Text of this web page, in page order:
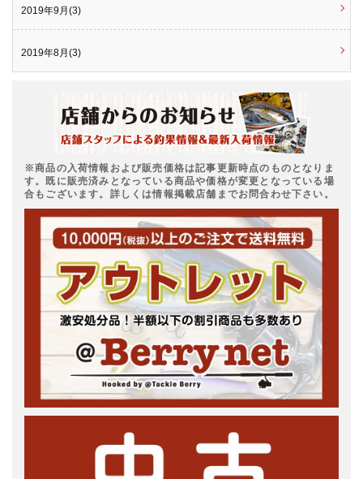
2019年9月(3)
2019年8月(3)
※商品の入荷情報および販売価格は記事更新時点のものとなりま
す。既に販売済みとなっている商品や価格が変更となっている場
合もございます。詳しくは情報掲載店舗までお問合わせ下さい。